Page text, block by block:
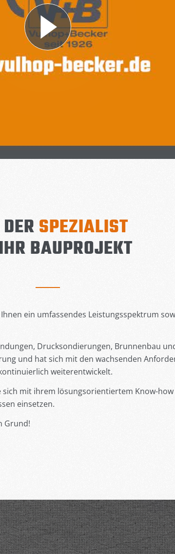
SPEZIALIST
BAUPROJEKT
ein umfassendes Leistungsspektrum
Drucksondierungen, Brunnenbau
und hat sich mit den wachsenden
weiterentwickelt.
mit ihrem lösungsorientiertem Know-
einsetzen.
Grund!